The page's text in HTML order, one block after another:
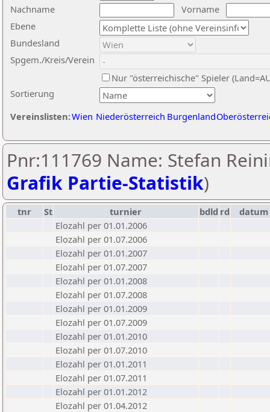
Nachname
Vorname
Ebene
Sortierung
Bundesland
Spgem./Kreis/Verein
Nur "österreichische" Spieler
Vereinslisten:Wien Niederösterreich Burgenland
Pnr:111769 Name: Stefan
Grafik Partie-Statistik)
tnr St turnier bdld rd
datum
Elozahl per 01.01.2006
Elozahl per 01.07.2006
Elozahl per 01.01.2007
Elozahl per 01.07.2007
Elozahl per 01.01.2008
Elozahl per 01.07.2008
Elozahl per 01.01.2009
Elozahl per 01.07.2009
Elozahl per 01.01.2010
Elozahl per 01.07.2010
Elozahl per 01.01.2011
Elozahl per 01.07.2011
Elozahl per 01.01.2012
Elozahl per 01.04.2012